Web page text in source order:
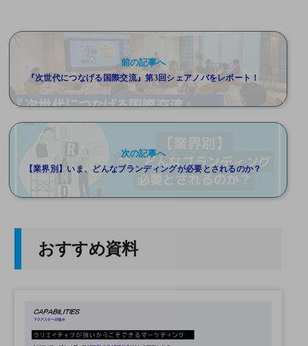
前の記事へ
『次世代につなげる国際交流』第3回シェアノバをレポート！
次の記事へ
【業界別】いま、どんなブランディングが必要とされるのか？
おすすめ資料